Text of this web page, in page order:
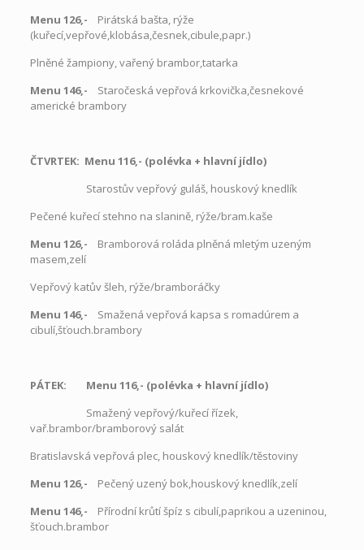
Menu 126,- Pirátská bašta, rýže
(kuřecí,vepřové,klobása,česnek,cibule,papr.)
Plněné žampiony, vařený brambor,tatarka
Menu 146,- Staročeská vepřová krkovička,česnekové
americké brambory
ČTVRTEK: Menu 116,- (polévka + hlavní jídlo)
Starostův vepřový guláš, houskový knedlík
Pečené kuřecí stehno na slanině, rýže/bram.kaše
Menu 126,- Bramborová roláda plněná mletým uzeným
masem,zelí
Vepřový katův šleh, rýže/bramboráčky
Menu 146,- Smažená vepřová kapsa s romadúrem a
cibulí,šťouch.brambory
PÁTEK: Menu 116,- (polévka + hlavní jídlo)
Smažený vepřový/kuřecí řízek,
vař.brambor/bramborový salát
Bratislavská vepřová plec, houskový knedlík/těstoviny
Menu 126,- Pečený uzený bok,houskový knedlík,zelí
Menu 146,- Přírodní krůtí špíz s cibulí,paprikou a uzeninou,
šťouch.brambor